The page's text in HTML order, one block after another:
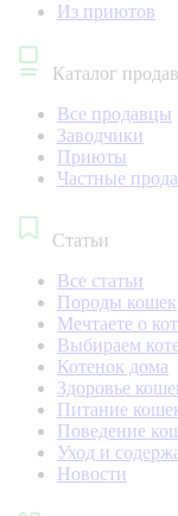
Из приютов
Каталог
Все продавцы
Заводчики
Приюты
Частные
Статьи
Все статьи
Породы кошек
Мечтаете о
Выбираем
Котенок дома
Здоровье
Питание
Поведение
Уход и
Новости